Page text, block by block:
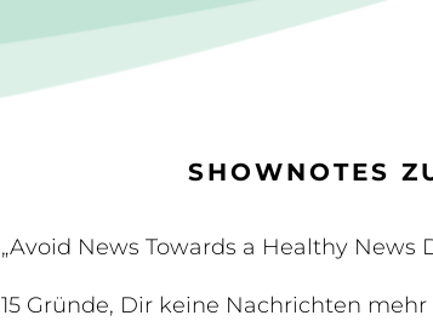
SHOWNOTES
„Avoid News Towards a Healthy News
15 Gründe, Dir keine Nachrichten